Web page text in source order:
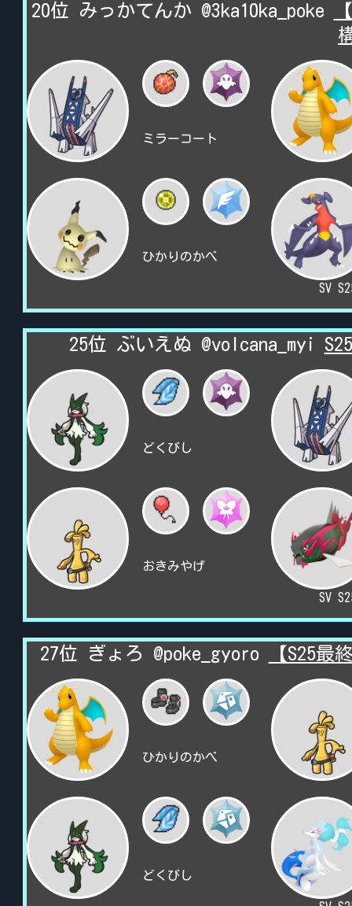
20位 みっかてんか @3ka10ka_poke
ミラーコート
ひかりのかべ
SV
25位 ぶいえぬ @volcana_myi
どくびし
おきみやげ
SV
27位 ぎょろ @poke_gyoro 【S25最
ひかりのかべ
どくびし